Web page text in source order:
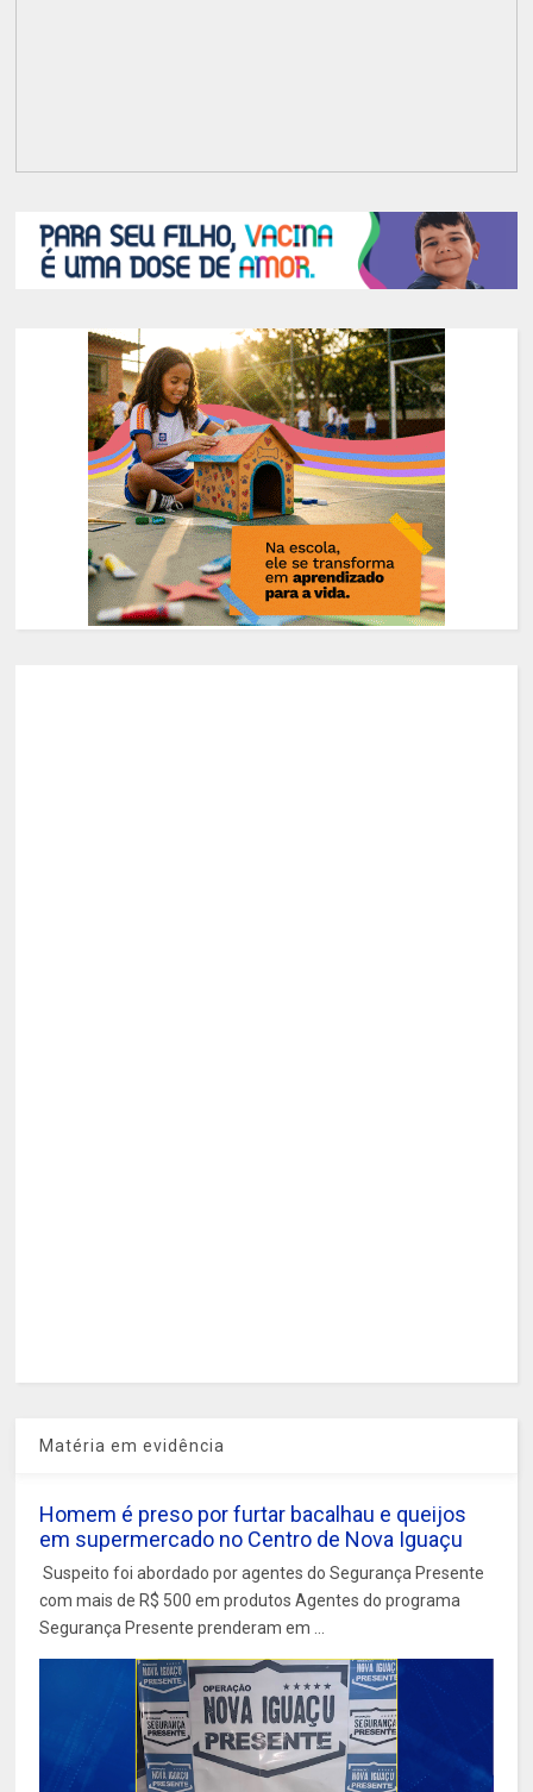
Matéria em evidência
Homem é preso por furtar bacalhau e queijos
em supermercado no Centro de Nova Iguaçu
Suspeito foi abordado por agentes do Segurança Presente
com mais de R$ 500 em produtos Agentes do programa
Segurança Presente prenderam em ...